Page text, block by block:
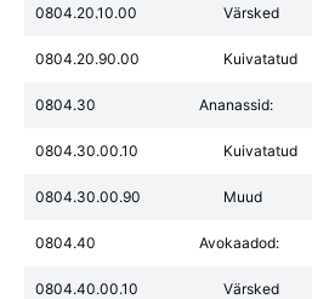
0804.20.10.00 Värsked
0804.20.90.00 Kuivatatud
0804.30 Ananassid:
0804.30.00.10 Kuivatatud
0804.30.00.90 Muud
0804.40 Avokaadod:
0804.40.00.10 Värsked